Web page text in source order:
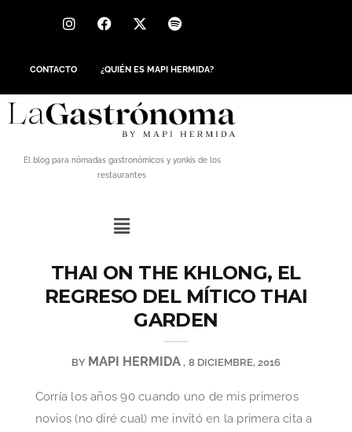
CONTACTO ¿QUIÉN ES MAPI HERMIDA?
El blog para nómadas gastronómicos y yonkis de los
restaurantes
THAI ON THE KHLONG, EL
REGRESO DEL MÍTICO THAI
GARDEN
BY MAPI HERMIDA 8 DICIEMBRE, 2016
Corría los años 90 cuando uno de mis primeros
novios (no diré cual) me invitó en la primera cita a